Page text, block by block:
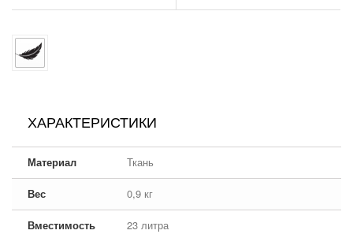
ХАРАКТЕРИСТИКИ
Материал Ткань
Вес 0,9 кг
Вместимость 23 литра